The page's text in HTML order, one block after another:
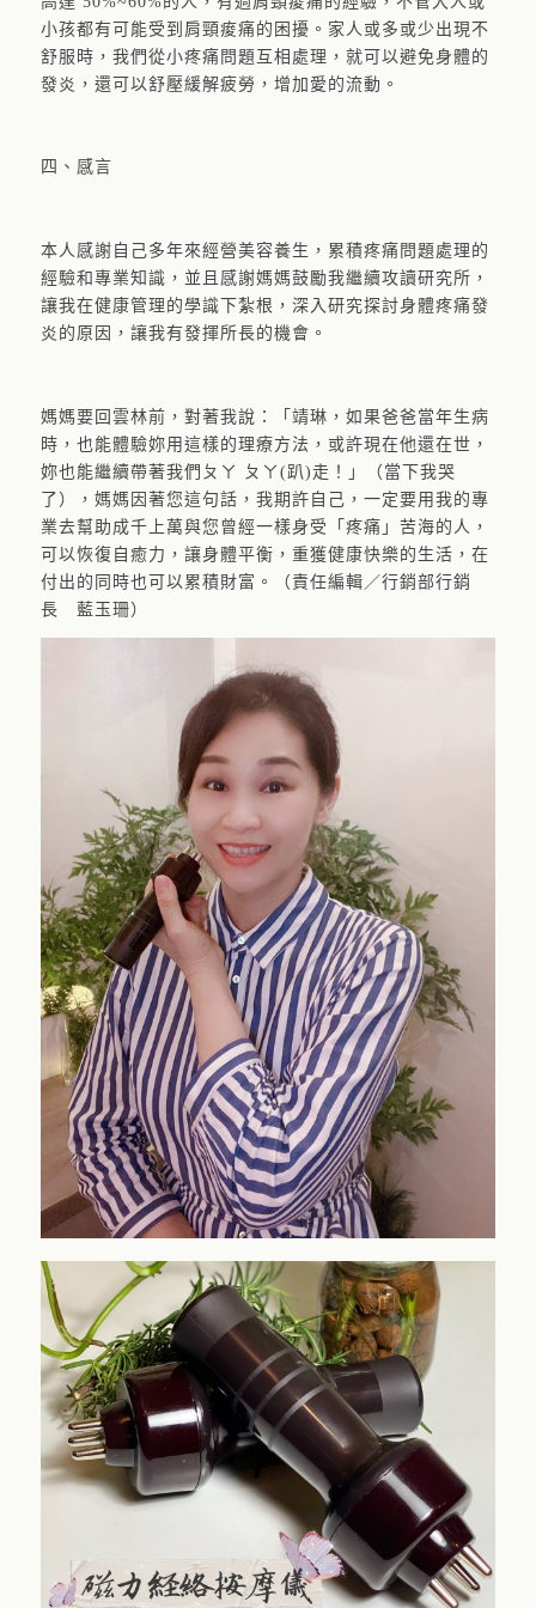
小孩都有可能受到肩頸痠痛的困擾。家人或多或少出現不
舒服時，我們從小疼痛問題互相處理，就可以避免身體的
發炎，還可以舒壓緩解疲勞，增加愛的流動。
四、感言
本人感謝自己多年來經營美容養生，累積疼痛問題處理的
經驗和專業知識，並且感謝媽媽鼓勵我繼續攻讀研究所，
讓我在健康管理的學識下紮根，深入研究探討身體疼痛發
炎的原因，讓我有發揮所長的機會。
媽媽要回雲林前，對著我說：「靖琳，如果爸爸當年生病
時，也能體驗妳用這樣的理療方法，或許現在他還在世，
妳也能繼續帶著我們ㄆㄚ ㄆㄚ(趴)走！」（當下我哭
了），媽媽因著您這句話，我期許自己，一定要用我的專
業去幫助成千上萬與您曾經一樣身受「疼痛」苦海的人，
可以恢復自癒力，讓身體平衡，重獲健康快樂的生活，在
付出的同時也可以累積財富。（責任編輯／行銷部行銷
長 藍玉珊）